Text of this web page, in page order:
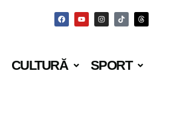
CULTURĂ SPORT